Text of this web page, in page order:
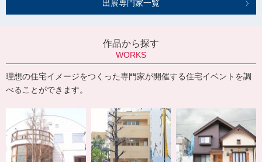
出展専門家一覧
作品から探す
WORKS
理想の住宅イメージをつくった専門家が開催する住宅イベントを調
べることができます。